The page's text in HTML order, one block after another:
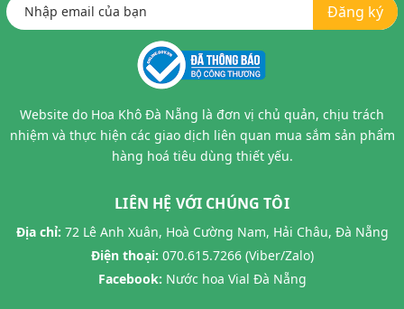
Đăng ký
Website do Hoa Khô Đà Nẵng là đơn vị chủ quản, chịu trách
nhiệm và thực hiện các giao dịch liên quan mua sắm sản phẩm
hàng hoá tiêu dùng thiết yếu.
LIÊN HỆ VỚI CHÚNG TÔI
Địa chỉ: 72 Lê Anh Xuân, Hoà Cường Nam, Hải Châu, Đà Nẵng
Điện thoại: 070.615.7266 (Viber/Zalo)
Facebook: Nước hoa Vial Đà Nẵng